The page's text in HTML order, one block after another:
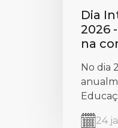
Dia
2026
na
No dia
24